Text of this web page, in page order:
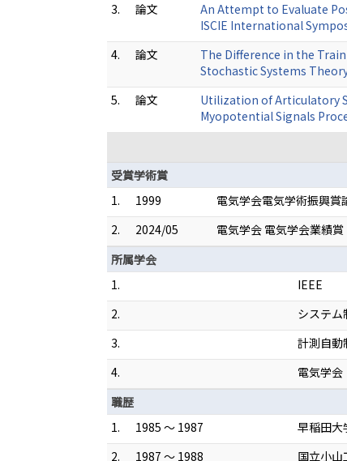
3.
論文
An Attempt to Evaluate
ISCIE International
4.
論文
The Difference in the
Stochastic Systems
5.
論文
Utilization of Articulatory
Myopotential Signals
受賞学術賞
1.
1999
電気学会電気学術振興賞
2.
2024/05
電気学会 電気学会業績賞
所属学会
1.
IEEE
2.
システム
3.
計測自動
4.
電気学会
職歴
1.
1985 ～ 1987
早稲田大
2.
1987 ～ 1988
国立小